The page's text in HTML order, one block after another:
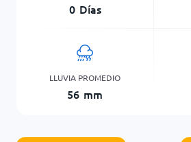
0 Días
LLUVIA PROMEDIO
56 mm